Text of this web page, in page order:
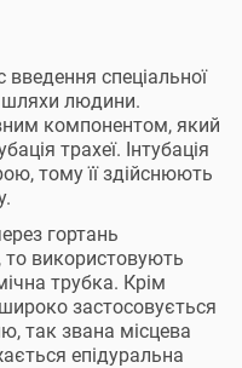
введення спеціальної
шляхи людини.
компонентом, який
трахеї. Інтубація
тому її здійснюють
гортань
використовують
трубка. Крім
широко застосовується
так звана місцева
епідуральна